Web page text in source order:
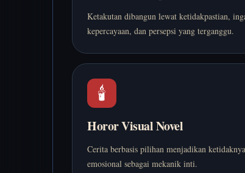
Ketakutan dibangun lewat ketidakpastian,
kepercayaan, dan persepsi yang terganggu.
🕯️
Horor Visual Novel
Cerita berbasis pilihan menjadikan
emosional sebagai mekanik inti.